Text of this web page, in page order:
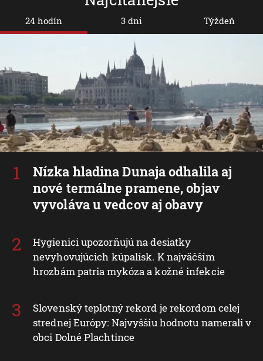
Najčítanejšie
24 hodín
nové termálne pramene, objav
vyvoláva u vedcov aj obavy
nevyhovujúcich kúpalísk. K najväčším
hrozbám patria mykóza a kožné infekcie
3 dni